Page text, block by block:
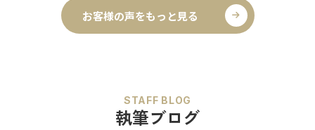
お客様の声をもっと見る
STAFF BLOG
執筆ブログ